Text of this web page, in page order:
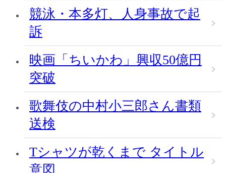
競泳・本多灯、人身事故で起
訴
映画「ちいかわ」興収50億円
突破
歌舞伎の中村小三郎さん書類
送検
Tシャツが乾くまで タイトル
意図